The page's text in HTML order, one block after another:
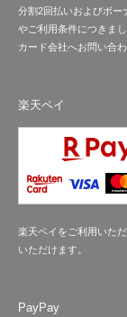
分割2回払いおよびボー
やご利用条件につきま
カード会社へお問い合
楽天ペイ
楽天ペイをご利用いた
いただけます。
PayPay